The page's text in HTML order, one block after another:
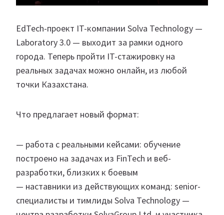
EdTech-проект IT-компании Solva Technology —
Laboratory 3.0 — выходит за рамки одного
города. Теперь пройти IT-стажировку на
реальных задачах можно онлайн, из любой
точки Казахстана.
Что предлагает новый формат:
— работа с реальными кейсами: обучение
построено на задачах из FinTech и веб-
разработки, близких к боевым
— наставники из действующих команд: senior-
специалисты и тимлиды Solva Technology —